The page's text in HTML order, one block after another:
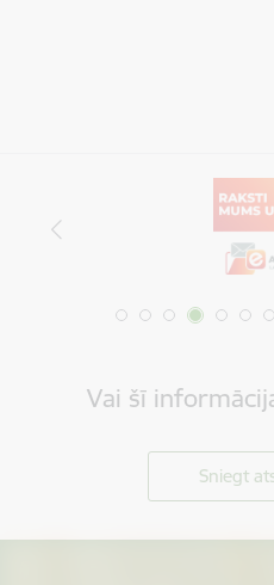
Vai šī
Sniegt